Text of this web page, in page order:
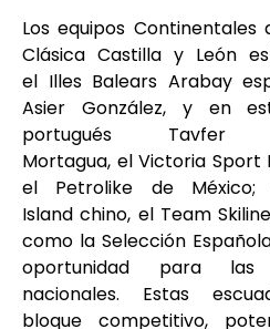
Los equipos
Clásica Castilla y León
el Illes Balears Arabay
Asier González, y en
portugués Tavfer
Mortagua, el Victoria Sport
el Petrolike de México;
Island chino, el Team
como la Selección
oportunidad para las
nacionales. Estas
bloque competitivo,